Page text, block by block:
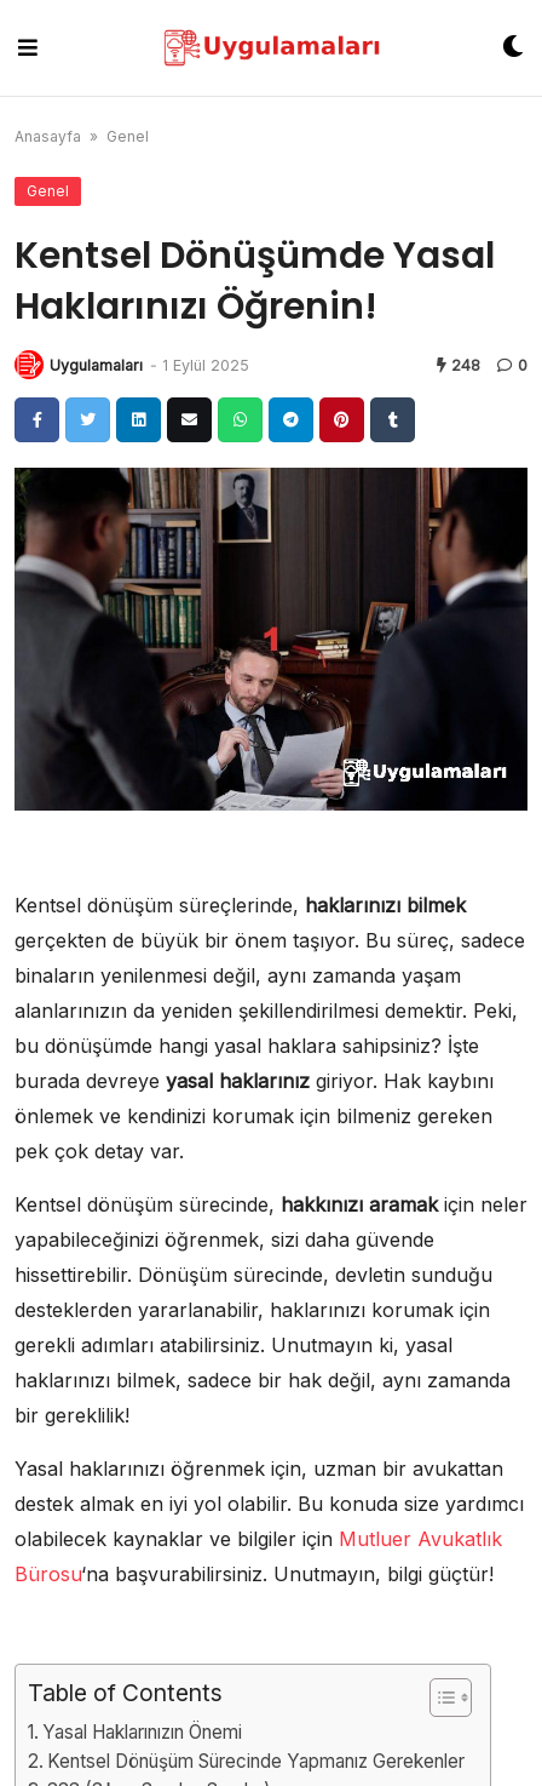
content
Anasayfa » Genel
Genel
Kentsel Dönüşümde Yasal
Haklarınızı Öğrenin!
Uygulamaları - 1 Eylül 2025 248 0
Kentsel dönüşüm süreçlerinde, haklarınızı bilmek
gerçekten de büyük bir önem taşıyor. Bu süreç, sadece
binaların yenilenmesi değil, aynı zamanda yaşam
alanlarınızın da yeniden şekillendirilmesi demektir. Peki,
bu dönüşümde hangi yasal haklara sahipsiniz? İşte
burada devreye yasal haklarınız giriyor. Hak kaybını
önlemek ve kendinizi korumak için bilmeniz gereken
pek çok detay var.
Kentsel dönüşüm sürecinde, hakkınızı aramakiçin neler
yapabileceğinizi öğrenmek, sizi daha güvende
hissettirebilir. Dönüşüm sürecinde, devletin sunduğu
desteklerden yararlanabilir, haklarınızı korumak için
gerekli adımları atabilirsiniz. Unutmayın ki, yasal
haklarınızı bilmek, sadece bir hak değil, aynı zamanda
bir gereklilik!
Yasal haklarınızı öğrenmek için, uzman bir avukattan
destek almak en iyi yol olabilir. Bu konuda size yardımcı
olabilecek kaynaklar ve bilgiler için Mutluer Avukatlık
Bürosu‘na başvurabilirsiniz. Unutmayın, bilgi güçtür!
Table of Contents
Yasal Haklarınızın Önemi
Kentsel Dönüşüm Sürecinde Yapmanız Gerekenler